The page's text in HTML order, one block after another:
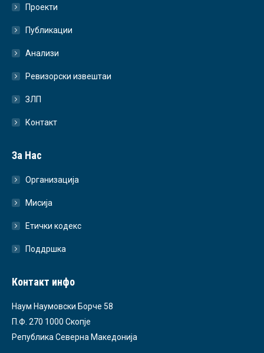
Проекти
Публикации
Анализи
Ревизорски извештаи
ЗЛП
Контакт
За Нас
Организација
Мисија
Етички кодекс
Поддршка
Контакт инфо
Наум Наумовски Борче 58
П.Ф. 270 1000 Скопје
Република Северна Македонија